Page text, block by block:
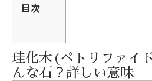
目次
珪化木(ペトリファイ
んな石？詳しい意味